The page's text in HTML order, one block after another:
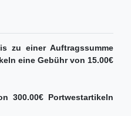
zu einer Auftragssumme
eine Gebühr von 15.00€
300.00€ Portwestartikeln